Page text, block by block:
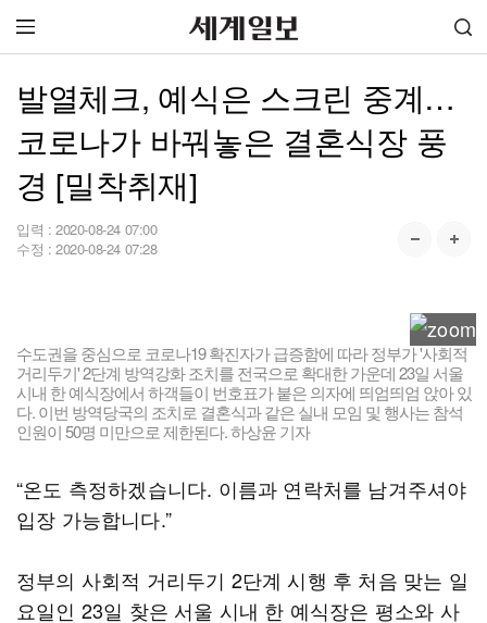
발열체크, 예식은 스크린 중계…
코로나가 바꿔놓은 결혼식장 풍
경 [밀착취재]
입력 : 2020-08-24 07:00
수정 : 2020-08-24 07:28
수도권을 중심으로 코로나19 확진자가 급증함에 따라 정부가 '사회적
거리두기' 2단계 방역강화 조치를 전국으로 확대한 가운데 23일 서울
시내 한 예식장에서 하객들이 번호표가 붙은 의자에 띄엄띄엄 앉아 있
다. 이번 방역당국의 조치로 결혼식과 같은 실내 모임 및 행사는 참석
인원이 50명 미만으로 제한된다. 하상윤 기자
“온도 측정하겠습니다. 이름과 연락처를 남겨주셔야
입장 가능합니다.”
정부의 사회적 거리두기 2단계 시행 후 처음 맞는 일
요일인 23일 찾은 서울 시내 한 예식장은 평소와 사